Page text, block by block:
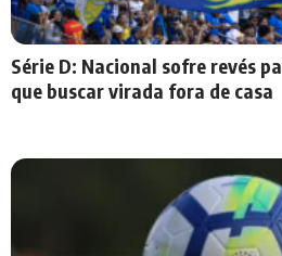
Série D: Nacional sofre revés
que buscar virada fora de casa